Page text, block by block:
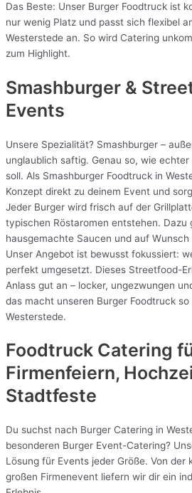
Das Beste: Unser Burger Foodtruck ist
nur wenig Platz und passt sich flexibel
Westerstede an. So wird Catering
zum Highlight.
Smashburger &
Events
Unsere Spezialität? Smashburger –
unglaublich saftig. Genau so, wie
soll. Als Smashburger Foodtruck in
Konzept direkt zu deinem Event und
Jeder Burger wird frisch auf der
typischen Röstaromen entstehen. Dazu
hausgemachte Saucen und auf
Unser Angebot ist bewusst fokussiert:
perfekt umgesetzt. Dieses Streetfood-
Anlass gut an – locker, ungezwungen
das macht unseren Burger Foodtruck
Westerstede.
Foodtruck Catering
Firmenfeiern,
Stadtfeste
Du suchst nach Burger Catering in
besonderen Burger Event-Catering?
Lösung für Events jeder Größe. Von der
großen Firmenevent liefern wir dir ein